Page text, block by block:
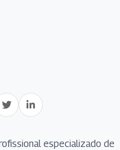
especializado de